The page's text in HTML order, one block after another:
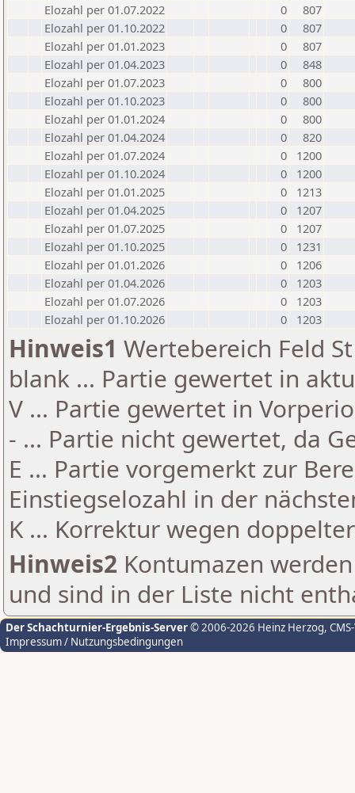
Elozahl per 01.07.2022
0
807
Elozahl per 01.10.2022
0
807
Elozahl per 01.01.2023
0
807
Elozahl per 01.04.2023
0
848
Elozahl per 01.07.2023
0
800
Elozahl per 01.10.2023
0
800
Elozahl per 01.01.2024
0
800
Elozahl per 01.04.2024
0
820
Elozahl per 01.07.2024
0
1200
Elozahl per 01.10.2024
0
1200
Elozahl per 01.01.2025
0
1213
Elozahl per 01.04.2025
0
1207
Elozahl per 01.07.2025
0
1207
Elozahl per 01.10.2025
0
1231
Elozahl per 01.01.2026
0
1206
Elozahl per 01.04.2026
0
1203
Elozahl per 01.07.2026
0
1203
Elozahl per 01.10.2026
0 1203
Hinweis1 Wertebereich Feld
blank ... Partie gewertet in
V ... Partie gewertet in
- ... Partie nicht gewertet, da
E ... Partie vorgemerkt zur
Einstiegselozahl in der
K ... Korrektur wegen
Hinweis2 Kontumazen
und sind in der Liste nicht
Der Schachturnier-Ergebnis-Server© 2006-2026 Heinz Herzog,
Impressum / Nutzungsbedingungen